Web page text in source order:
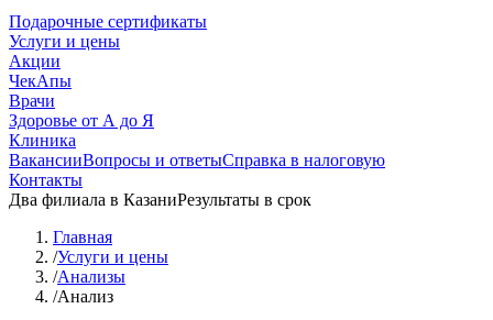
Подарочные сертификаты
Услуги и цены
Акции
ЧекАпы
Врачи
Здоровье от А до Я
Клиника
ВакансииВопросы и ответыСправка в налоговую
Контакты
Два филиала в КазаниРезультаты в срок
Главная
/Услуги и цены
/Анализы
/Анализ